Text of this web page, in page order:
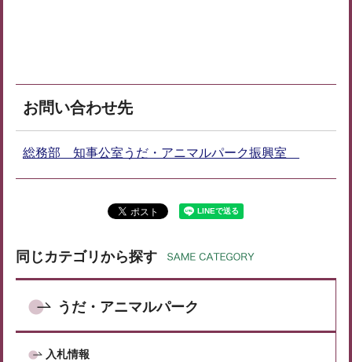
お問い合わせ先
総務部 知事公室うだ・アニマルパーク振興室
同じカテゴリから探す
うだ・アニマルパーク
入札情報